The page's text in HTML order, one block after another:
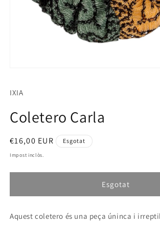
1
finestra
modal
IXIA
Coletero Carla
Preu
habitual
€16,00 EUR Esgotat
Impost inclòs.
Esgotat
Aquest coletero és una peça úninca i